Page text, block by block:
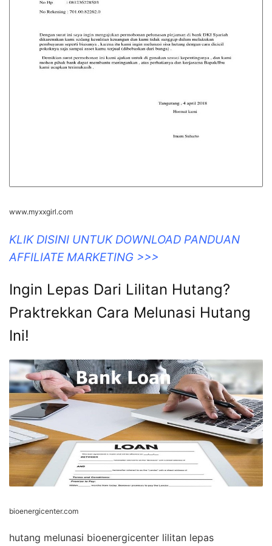
www.myxxgirl.com
KLIK DISINI UNTUK DOWNLOAD PANDUAN
AFFILIATE MARKETING >>>
Ingin Lepas Dari Lilitan Hutang?
Praktrekkan Cara Melunasi Hutang
Ini!
bioenergicenter.com
hutang melunasi bioenergicenter lilitan lepas